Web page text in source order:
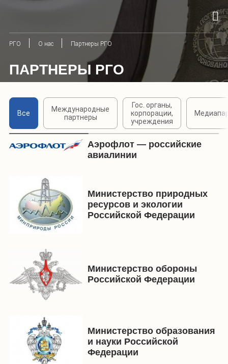
РГО О нас Партнеры РГО
ПАРТНЕРЫ РГО
Все
Международные
партнеры
Гос. органы,
корпорации,
учреждения
Аэрофлот — российские
авиалинии
Министерство природных
ресурсов и экологии
Российской Федерации
Министерство обороны
Российской Федерации
Министерство образования
и науки Российской
Федерации